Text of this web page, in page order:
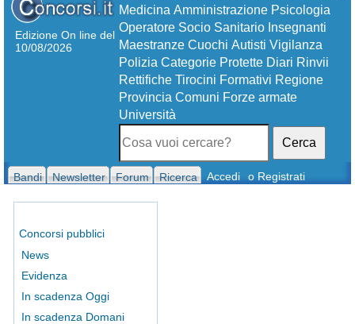
Edizione On line del
10/08/2026
Medicina Amministrazione Psicologia
Operatore Socio Sanitario Insegnanti
Maestranze Cuochi Autisti Vigilanza
Polizia Categorie Protette Diari Rinvii
Rettifiche Tirocini Formativi Regione
Provincia Comuni Forze armate
Università
Cerca
Bandi Newsletter Forum Ricerca Accedi o Registrati
Concorsi pubblici
News
Evidenza
In scadenza Oggi
In scadenza Domani